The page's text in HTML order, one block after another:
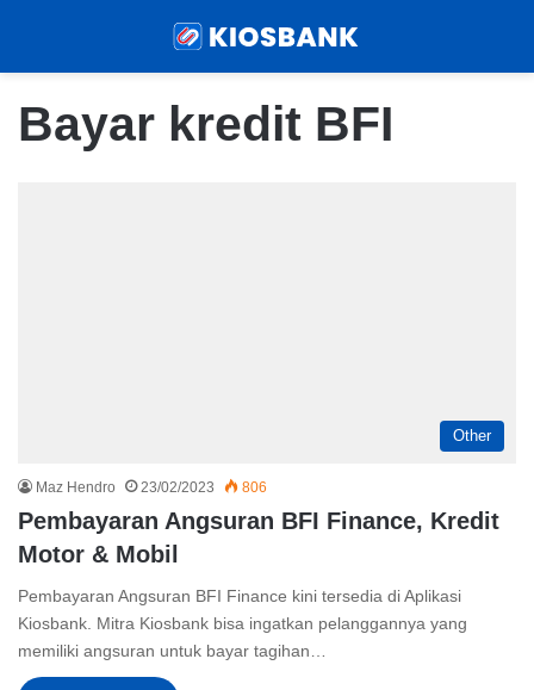
Bayar kredit BFI
Other
Maz Hendro 23/02/2023 806
Pembayaran Angsuran BFI Finance, Kredit
Motor & Mobil
Pembayaran Angsuran BFI Finance kini tersedia di Aplikasi
Kiosbank. Mitra Kiosbank bisa ingatkan pelanggannya yang
memiliki angsuran untuk bayar tagihan…